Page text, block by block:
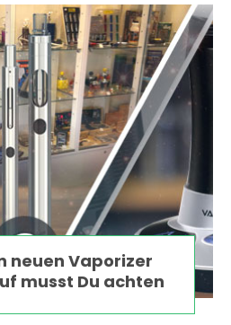
neuen Vaporizer
musst Du achten